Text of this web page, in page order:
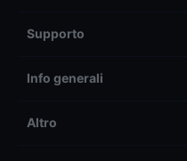
Supporto
Info generali
Altro